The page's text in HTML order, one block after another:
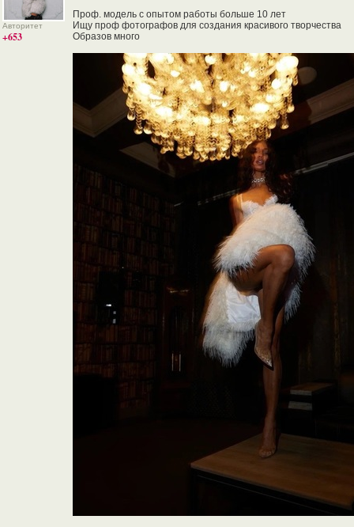
Авторитет
+653
Проф. модель с опытом работы больше 10 лет
Ищу проф фотографов для создания красивого творчества
Образов много